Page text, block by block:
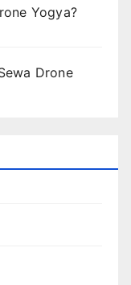
Yogya?
Drone